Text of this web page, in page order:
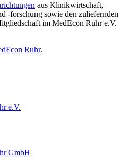
aus Klinikwirtschaft,
-forschung sowie den zuliefernden
im MedEcon Ruhr e.V.
Ruhr.
e.V.
GmbH